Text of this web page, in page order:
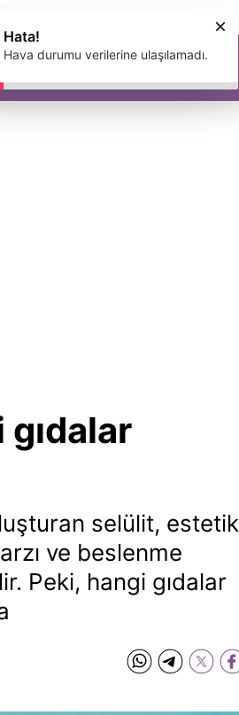
MAGAZİN
selülit, estetik
ve beslenme
Peki, hangi gıdalar
Hata!
Hava durumu verilerine ulaşılamadı.